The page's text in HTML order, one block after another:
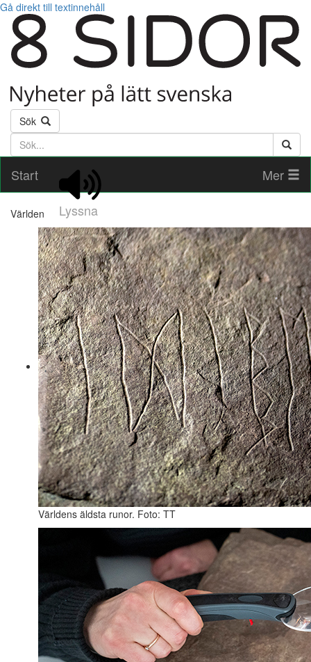
Gå direkt till textinnehåll
Sök
Söktext
Start
Lyssna
Mer
Världen
Världens äldsta runor. Foto: TT